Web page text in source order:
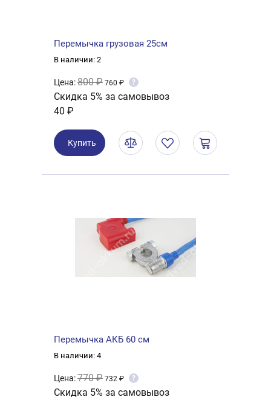
Перемычка грузовая 25см
В наличии: 2
Цена:800 ₽ 760 ₽ ?
Скидка 5% за самовывоз
40 ₽
Купить
Перемычка АКБ 60 см
В наличии: 4
Цена:770 ₽ 732 ₽ ?
Скидка 5% за самовывоз